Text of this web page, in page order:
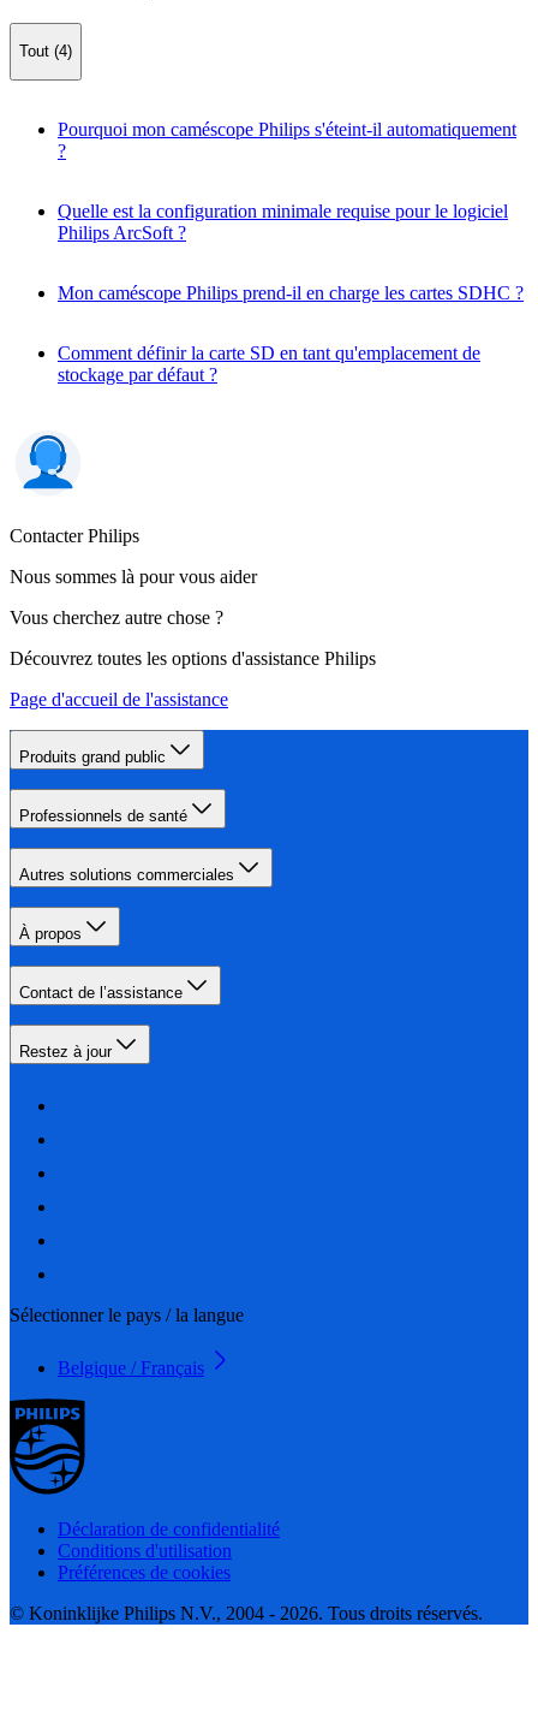
Tout (4)
Pourquoi mon caméscope Philips s'éteint-il automatiquement
?
Quelle est la configuration minimale requise pour le logiciel
Philips ArcSoft ?
Mon caméscope Philips prend-il en charge les cartes SDHC ?
Comment définir la carte SD en tant qu'emplacement de
stockage par défaut ?
Contacter Philips
Nous sommes là pour vous aider
Vous cherchez autre chose ?
Découvrez toutes les options d'assistance Philips
Page d'accueil de l'assistance
Produits grand public
Professionnels de santé
Autres solutions commerciales
À propos
Contact de l’assistance
Restez à jour
Sélectionner le pays / la langue
Belgique / Français
Déclaration de confidentialité
Conditions d'utilisation
Préférences de cookies
© Koninklijke Philips N.V., 2004 - 2026. Tous droits réservés.